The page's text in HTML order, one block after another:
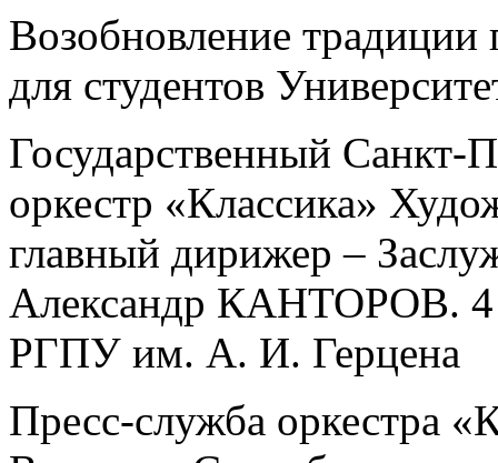
Возобновление традиции
для студентов
Государственный Санкт-
оркестр «Классика»
главный дирижер –
Александр КАНТОРОВ. 4
РГПУ им. А. И. Герцена
Пресс-служба оркестра